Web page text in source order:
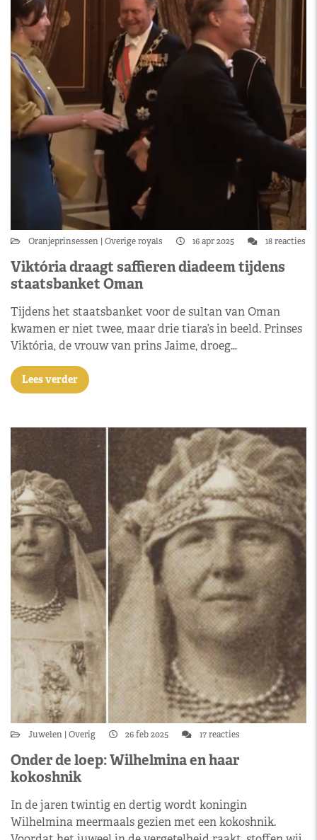
Oranjeprinsessen Overige royals 16 apr 2025 18 reacties
Viktória draagt saffieren diadeem tijdens
staatsbanket Oman
Tijdens het staatsbanket voor de sultan van Oman
kwamen er niet twee, maar drie tiara’s in beeld. Prinses
Viktória, de vrouw van prins Jaime, droeg…
Lees verder
Juwelen Overig 26 feb 2025 17 reacties
Onder de loep: Wilhelmina en haar
kokoshnik
In de jaren twintig en dertig wordt koningin
Wilhelmina meermaals gezien met een kokoshnik.